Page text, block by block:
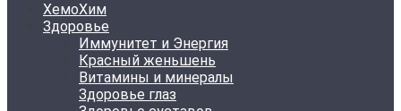
ХемоХим
Здоровье
Иммунитет и Энергия
Красный женьшень
Витамины и минералы
Здоровье глаз